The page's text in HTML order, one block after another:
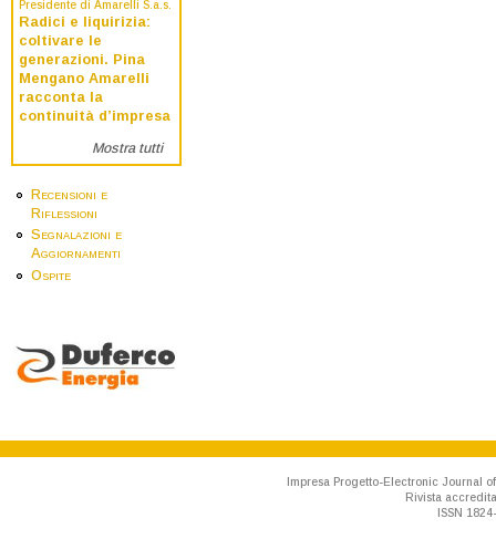
Presidente di Amarelli S.a.s.
Radici e liquirizia:
coltivare le
generazioni. Pina
Mengano Amarelli
racconta la
continuità d’impresa
Mostra tutti
Recensioni e
Riflessioni
Segnalazioni e
Aggiornamenti
Ospite
Impresa Progetto-Electronic Journal
Rivista
ISSN